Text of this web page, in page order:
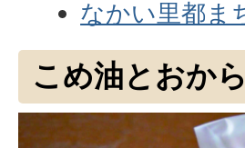
なかい里都ま
こめ油とおか